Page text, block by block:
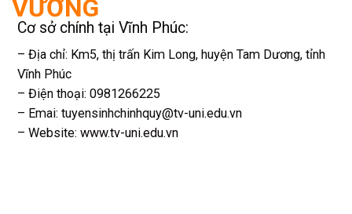
Cơ sở chính tại Vĩnh Phúc:
– Địa chỉ: Km5, thị trấn Kim Long, huyện Tam Dương, tỉnh
Vĩnh Phúc
– Điện thoại: 0981266225
– Emai: tuyensinhchinhquy@tv-uni.edu.vn
– Website: www.tv-uni.edu.vn